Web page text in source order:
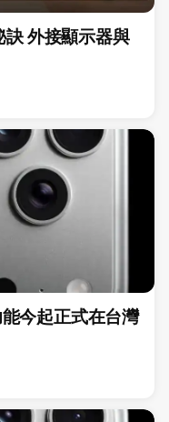
外接顯示器與
今起正式在台灣